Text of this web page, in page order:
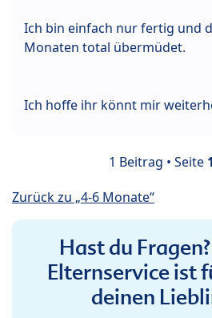
Ich bin einfach nur fertig und
Monaten total übermüdet.
Ich hoffe ihr könnt mir
1 Beitrag • Seite 1
Zurück zu „4-6 Monate“
Hast du
Elternservice ist
deinen